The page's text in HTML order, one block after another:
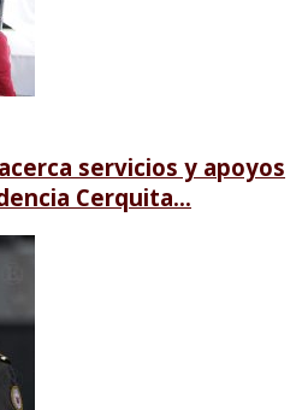
servicios y apoyos
Cerquita...